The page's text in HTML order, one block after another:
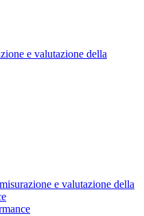
e valutazione della
e valutazione della